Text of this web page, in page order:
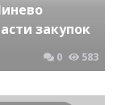
закупок
0 583